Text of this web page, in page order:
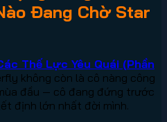
Đang Chờ Star
Thế Lực Yêu Quái (Phần
không còn là cô nàng công
đầu — cô đang đứng trước
định lớn nhất đời mình.